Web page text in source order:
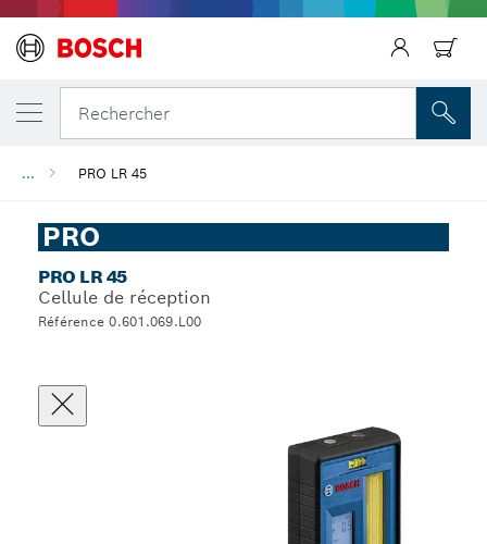
Rechercher
... PRO LR 45
PRO
PRO LR 45
Cellule de réception
Référence 0.601.069.L00